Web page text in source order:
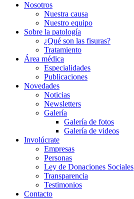
Nosotros
Nuestra causa
Nuestro equipo
Sobre la patología
¿Qué son las fisuras?
Tratamiento
Área médica
Especialidades
Publicaciones
Novedades
Noticias
Newsletters
Galería
Galería de fotos
Galería de videos
Involúcrate
Empresas
Personas
Ley de Donaciones Sociales
Transparencia
Testimonios
Contacto